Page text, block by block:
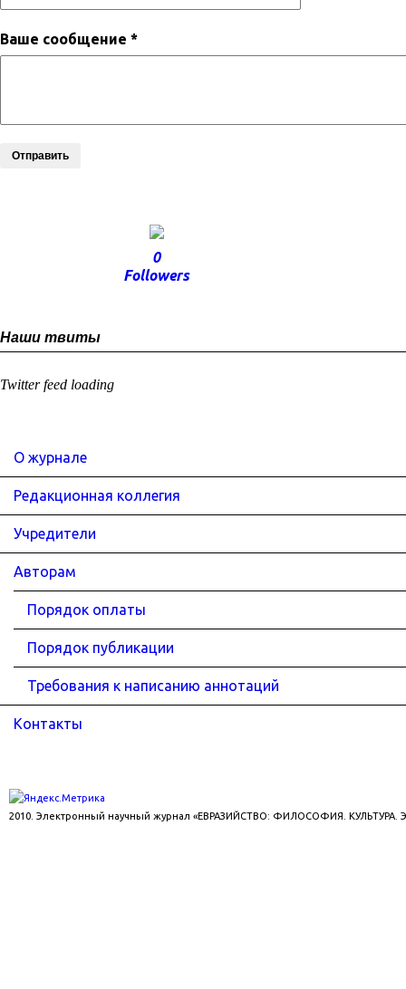
Ваше сообщение *
Отправить
0
Followers
Наши твиты
Twitter feed loading
О журнале
Редакционная коллегия
Учредители
Авторам
Порядок оплаты
Порядок публикации
Требования к написанию аннотаций
Контакты
2010. Электронный научный журнал «ЕВРАЗИЙСТВО: ФИЛОСОФИЯ. КУЛЬТУРА.